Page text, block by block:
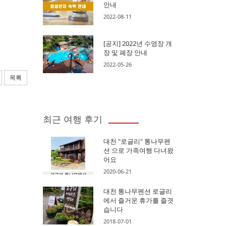
목록
안내
2022-08-11
[공지] 2022년 수영장 개
장 및 폐장 안내
2022-05-26
최근 여행 후기
대천 "로글리" 통나무펜
션 으로 가족여행 다녀왔
어요
2020-06-21
대천 통나무펜션 로글리
에서 즐거운 휴가를 즐겻
습니다
2018-07-01